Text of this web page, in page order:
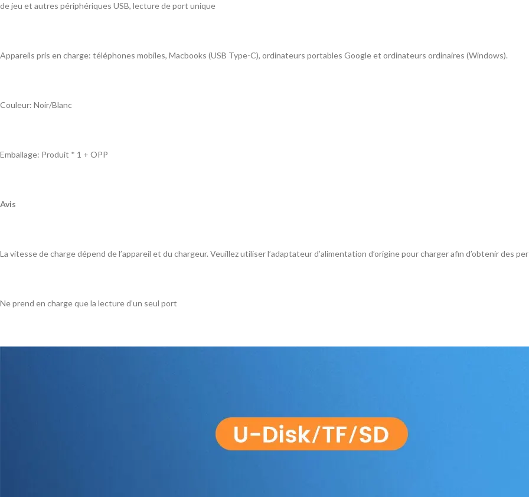
de jeu et autres périphériques USB, lecture de port unique
Appareils pris en charge: téléphones mobiles, Macbooks (USB Type-C), ordinateurs portables Google et ordinateurs ordinaires (Windows).
Couleur: Noir/Blanc
Emballage: Produit * 1 + OPP
Avis
La vitesse de charge dépend de l’appareil et du chargeur. Veuillez utiliser l’adaptateur d’alimentation d’origine pour charger afin d’obtenir des
Ne prend en charge que la lecture d’un seul port